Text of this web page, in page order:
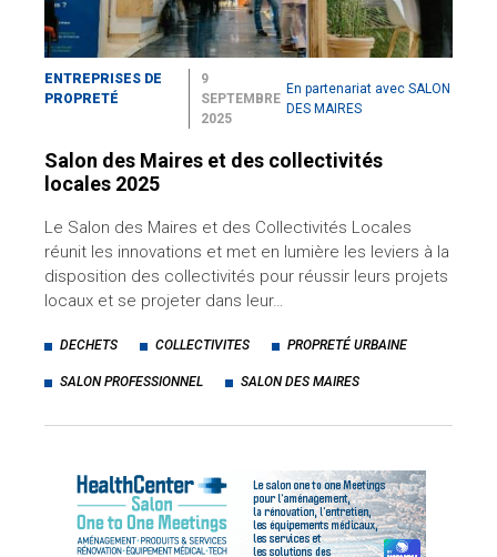
ENTREPRISES DE
PROPRETÉ
9
SEPTEMBRE
2025
En partenariat avec SALON
DES MAIRES
Salon des Maires et des collectivités
locales 2025
Le Salon des Maires et des Collectivités Locales
réunit les innovations et met en lumière les leviers à la
disposition des collectivités pour réussir leurs projets
locaux et se projeter dans leur…
DECHETS COLLECTIVITES PROPRETÉ URBAINE
SALON PROFESSIONNEL SALON DES MAIRES